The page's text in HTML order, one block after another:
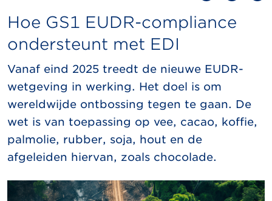
Hoe GS1 EUDR-compliance
ondersteunt met EDI
Vanaf eind 2025 treedt de nieuwe EUDR-
wetgeving in werking. Het doel is om
wereldwijde ontbossing tegen te gaan. De
wet is van toepassing op vee, cacao, koffie,
palmolie, rubber, soja, hout en de
afgeleiden hiervan, zoals chocolade.